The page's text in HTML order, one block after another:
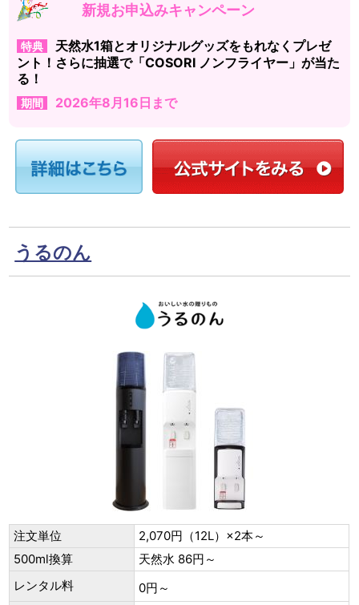
新規お申込みキャンペーン
特典
天然水1箱とオリジナルグッズをもれなくプレゼ
ント！さらに抽選で「COSORI ノンフライヤー」が当た
る！
期間 2026年8月16日まで
うるのん
注文単位
2,070円（12L）×2本～
500ml換算
天然水 86円～
レンタル料
0円～